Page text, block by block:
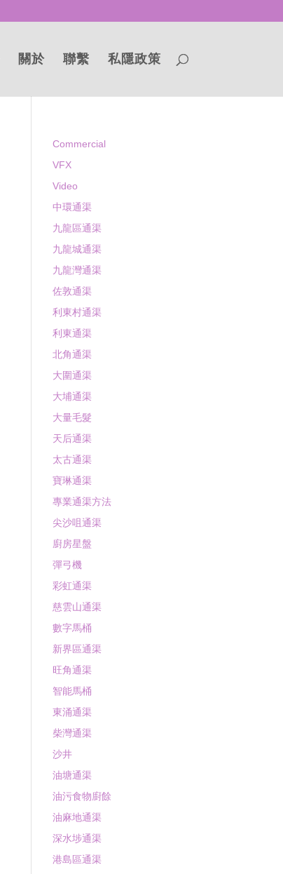
關於 聯繫 私隱政策
Commercial
VFX
Video
中環通渠
九龍區通渠
九龍城通渠
九龍灣通渠
佐敦通渠
利東村通渠
利東通渠
北角通渠
大圍通渠
大埔通渠
大量毛髮
天后通渠
太古通渠
寶琳通渠
專業通渠方法
尖沙咀通渠
廚房星盤
彈弓機
彩虹通渠
慈雲山通渠
數字馬桶
新界區通渠
旺角通渠
智能馬桶
東涌通渠
柴灣通渠
沙井
油塘通渠
油污食物廚餘
油麻地通渠
深水埗通渠
港島區通渠